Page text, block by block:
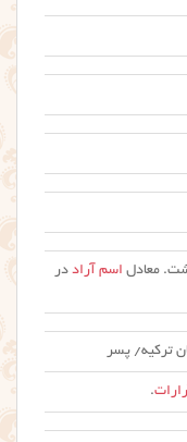
معادل اسم آراد در
ترکیه/ پسر
.